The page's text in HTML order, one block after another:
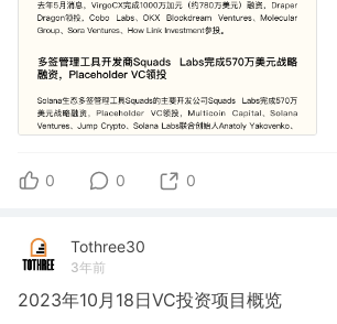
0 0 0
Tothree30
3年前
2023年10月18日VC投资项目概览